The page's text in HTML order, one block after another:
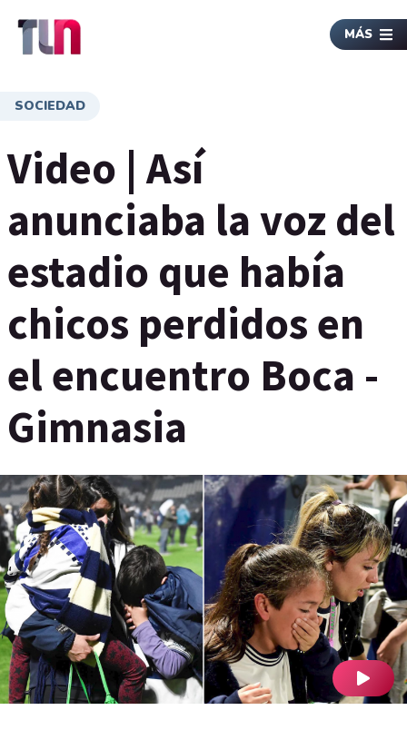
MÁS
SOCIEDAD
Video | Así
anunciaba la voz del
estadio que había
chicos perdidos en
el encuentro Boca -
Gimnasia